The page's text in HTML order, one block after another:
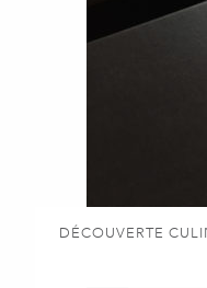
DÉCOUVERTE